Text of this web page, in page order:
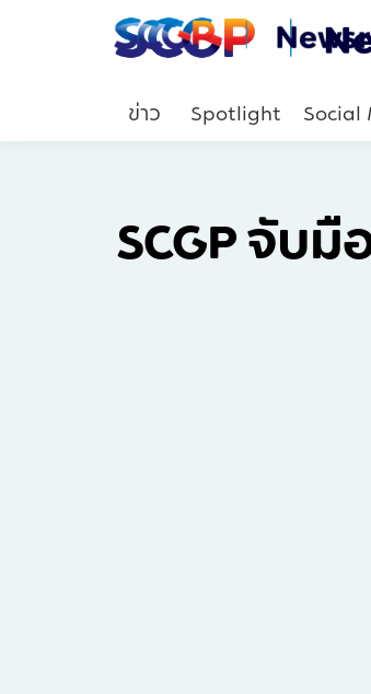
ข่าว Spotlight Social
SCGP จับ